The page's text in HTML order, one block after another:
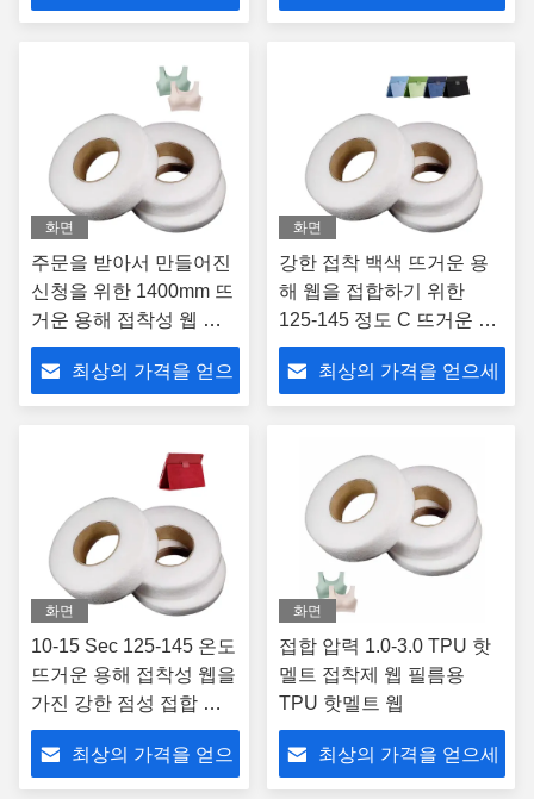
화면
주문을 받아서 만들어진
신청을 위한 1400mm 뜨
거운 용해 접착성 웹 영
화 힘 접착성 웹
최상의 가격을 얻으
화면
강한 접착 백색 뜨거운 용
해 웹을 접합하기 위한
125-145 정도 C 뜨거운 용
해 접착성 웹 영화
최상의 가격을 얻으세
화면
10-15 Sec 125-145 온도
뜨거운 용해 접착성 웹을
가진 강한 점성 접합 접
착제
최상의 가격을 얻으
화면
접합 압력 1.0-3.0 TPU 핫
멜트 접착제 웹 필름용
TPU 핫멜트 웹
최상의 가격을 얻으세